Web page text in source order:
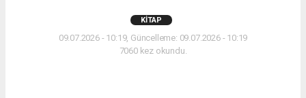
KITAP
09.07.2026 - 10:19, Güncelleme: 09.07.2026 - 10:19
7060 kez okundu.